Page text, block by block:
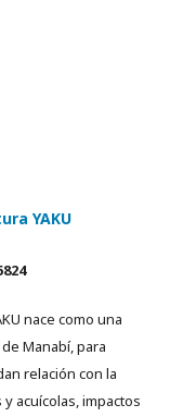
YAKU
nace como una
Manabí, para
relación con la
acuícolas, impactos